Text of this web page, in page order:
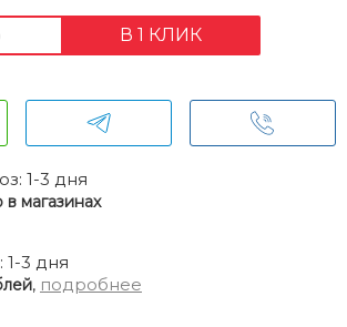
В 1 КЛИК
1-3 дня
в магазинах
1-3 дня
, подробнее